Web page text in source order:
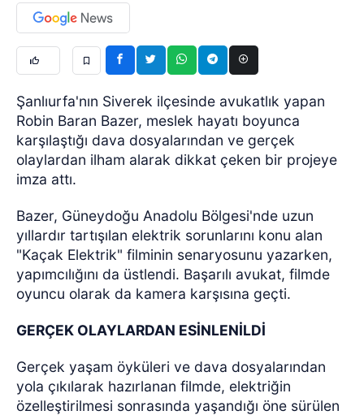
Şanlıurfa'nın Siverek ilçesinde avukatlık yapan
Robin Baran Bazer, meslek hayatı boyunca
karşılaştığı dava dosyalarından ve gerçek
olaylardan ilham alarak dikkat çeken bir projeye
imza attı.
Bazer, Güneydoğu Anadolu Bölgesi'nde uzun
yıllardır tartışılan elektrik sorunlarını konu alan
"Kaçak Elektrik" filminin senaryosunu yazarken,
yapımcılığını da üstlendi. Başarılı avukat, filmde
oyuncu olarak da kamera karşısına geçti.
GERÇEK OLAYLARDAN ESİNLENİLDİ
Gerçek yaşam öyküleri ve dava dosyalarından
yola çıkılarak hazırlanan filmde, elektriğin
özelleştirilmesi sonrasında yaşandığı öne sürülen